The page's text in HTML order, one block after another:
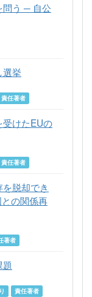
問う ─ 自公
挙
責任著者
受けたEUの
責任著者
脱却でき
の関係再
著者
責任著者